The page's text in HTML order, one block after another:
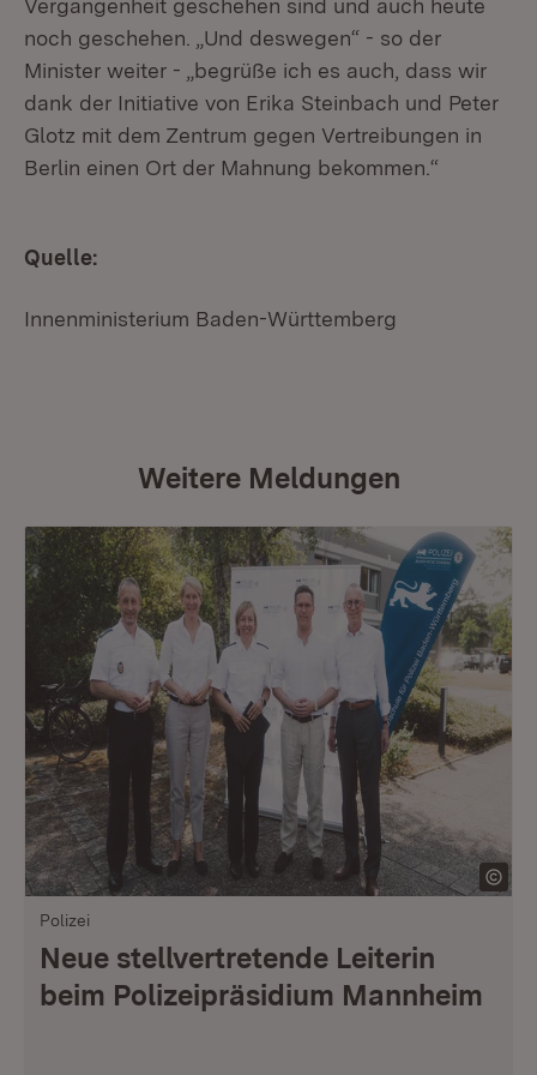
Vergangenheit geschehen sind und auch heute
noch geschehen. „Und deswegen“ - so der
Minister weiter - „begrüße ich es auch, dass wir
dank der Initiative von Erika Steinbach und Peter
Glotz mit dem Zentrum gegen Vertreibungen in
Berlin einen Ort der Mahnung bekommen.“
Quelle:
Innenministerium Baden-Württemberg
Weitere Meldungen
Polizei
Neue stellvertretende Leiterin
beim Polizeipräsidium Mannheim